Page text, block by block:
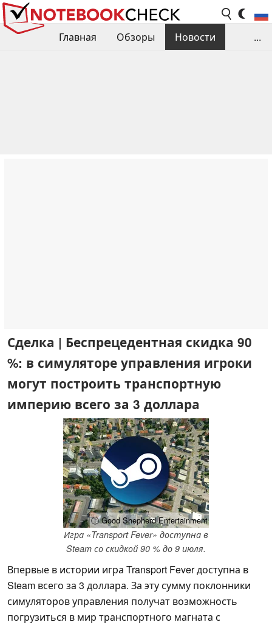
Главная Обзоры
Новости
...
Сделка | Беспрецедентная скидка 90
%: в симуляторе управления игроки
могут построить транспортную
империю всего за 3 доллара
ⓘ Good Shepherd Entertainment
Игра «Transport Fever» доступна в
Steam со скидкой 90 % до 9 июля.
Впервые в истории игра Transport Fever доступна в
Steam всего за 3 доллара. За эту сумму поклонники
симуляторов управления получат возможность
погрузиться в мир транспортного магната с